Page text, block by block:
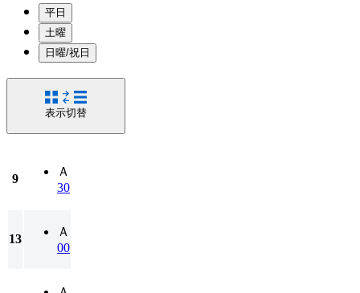
平日
土曜
日曜/祝日
表示切替
9
Ａ
30
13
Ａ
00